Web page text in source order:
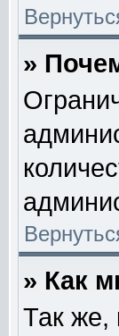
»
» Как
Так же,